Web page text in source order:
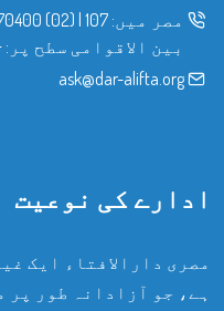
مصر میں: 107
|
(02) 25970400
بین الاقوامی سطح پر:
ask@dar-alifta.org
ادارے کی نوعیت
مصری دارالافتاء ایک
ہے، جو آزادانہ طور پر